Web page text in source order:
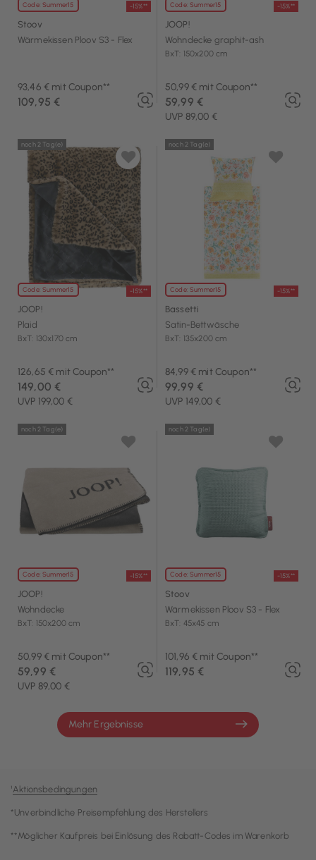
Code: Summer15 -15%**
Stoov
Wärmekissen Ploov S3 - Flex
93,46 € mit Coupon**
109,95 €
Code: Summer15 -15%**
JOOP!
Wohndecke graphit-ash
BxT: 150x200 cm
50,99 € mit Coupon**
UVP 89,00 €
59,99 €
Code: Summer15 -15%**
noch 2 Tag(e)
JOOP!
Plaid
BxT: 130x170 cm
126,65 € mit Coupon**
UVP 199,00 €
149,00 €
Code: Summer15 -15%**
noch 2 Tag(e)
Bassetti
Satin-Bettwäsche
BxT: 135x200 cm
84,99 € mit Coupon**
UVP 149,00 €
99,99 €
Code: Summer15 -15%**
noch 2 Tag(e)
JOOP!
Wohndecke
BxT: 150x200 cm
50,99 € mit Coupon**
UVP 89,00 €
59,99 €
Code: Summer15 -15%**
noch 2 Tag(e)
Stoov
Wärmekissen Ploov S3 - Flex
BxT: 45x45 cm
101,96 € mit Coupon**
119,95 €
Mehr Ergebnisse
¹Aktionsbedingungen
*Unverbindliche Preisempfehlung des Herstellers
**Möglicher Kaufpreis bei Einlösung des Rabatt-Codes im Warenkorb